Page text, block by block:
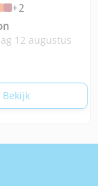
+2
12 augustus
Bekijk